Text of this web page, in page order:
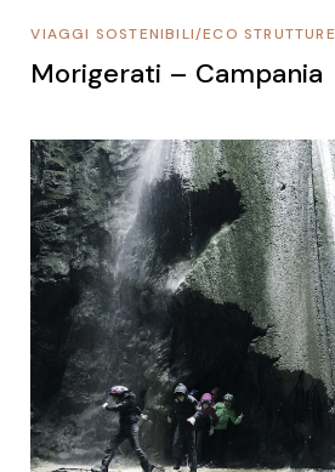
ECO STRUTTURE
/
VIAGGI SOSTENIBILI
Morigerati – Campania